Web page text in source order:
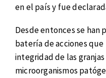
en el país y fue
Desde entonces se han
batería de acciones
integridad de las
microorganismos